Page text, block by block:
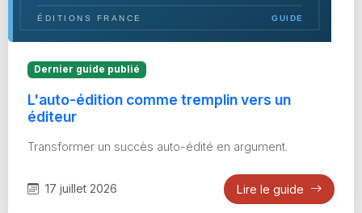
Dernier guide publié
L'auto-édition comme tremplin vers un
éditeur
Transformer un succès auto-édité en argument.
17 juillet 2026 Lire le guide